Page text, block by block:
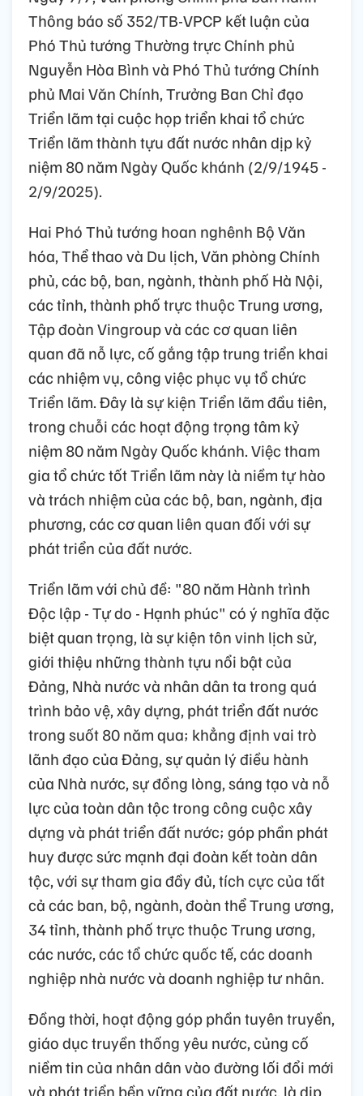
Thông báo số 352/TB-VPCP kết luận của
Phó Thủ tướng Thường trực Chính phủ
Nguyễn Hòa Bình và Phó Thủ tướng Chính
phủ Mai Văn Chính, Trưởng Ban Chỉ đạo
Triển lãm tại cuộc họp triển khai tổ chức
Triển lãm thành tựu đất nước nhân dịp kỷ
niệm 80 năm Ngày Quốc khánh (2/9/1945 -
2/9/2025).
Hai Phó Thủ tướng hoan nghênh Bộ Văn
hóa, Thể thao và Du lịch, Văn phòng Chính
phủ, các bộ, ban, ngành, thành phố Hà Nội,
các tỉnh, thành phố trực thuộc Trung ương,
Tập đoàn Vingroup và các cơ quan liên
quan đã nỗ lực, cố gắng tập trung triển khai
các nhiệm vụ, công việc phục vụ tổ chức
Triển lãm. Đây là sự kiện Triển lãm đầu tiên,
trong chuỗi các hoạt động trọng tâm kỷ
niệm 80 năm Ngày Quốc khánh. Việc tham
gia tổ chức tốt Triển lãm này là niềm tự hào
và trách nhiệm của các bộ, ban, ngành, địa
phương, các cơ quan liên quan đối với sự
phát triển của đất nước.
Triển lãm với chủ đề: "80 năm Hành trình
Độc lập - Tự do - Hạnh phúc" có ý nghĩa đặc
biệt quan trọng, là sự kiện tôn vinh lịch sử,
giới thiệu những thành tựu nổi bật của
Đảng, Nhà nước và nhân dân ta trong quá
trình bảo vệ, xây dựng, phát triển đất nước
trong suốt 80 năm qua; khẳng định vai trò
lãnh đạo của Đảng, sự quản lý điều hành
của Nhà nước, sự đồng lòng, sáng tạo và nỗ
lực của toàn dân tộc trong công cuộc xây
dựng và phát triển đất nước; góp phần phát
huy được sức mạnh đại đoàn kết toàn dân
tộc, với sự tham gia đầy đủ, tích cực của tất
cả các ban, bộ, ngành, đoàn thể Trung ương,
34 tỉnh, thành phố trực thuộc Trung ương,
các nước, các tổ chức quốc tế, các doanh
nghiệp nhà nước và doanh nghiệp tư nhân.
Đồng thời, hoạt động góp phần tuyên truyền,
giáo dục truyền thống yêu nước, củng cố
niềm tin của nhân dân vào đường lối đổi mới
và phát triển bền vững của đất nước, là dịp